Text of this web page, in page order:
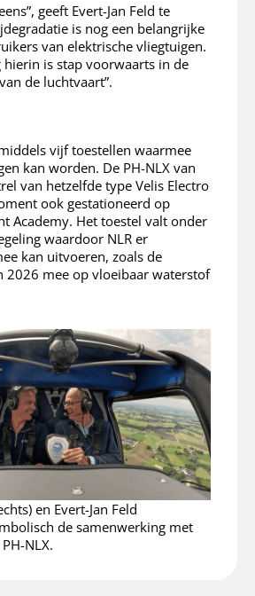
geeft Evert-Jan Feld te
is nog een belangrijke
van elektrische vliegtuigen.
hierin is stap voorwaarts in de
de luchtvaart”.
vijf toestellen waarmee
kan worden. De PH-NLX van
van hetzelfde type Velis Electro
ook gestationeerd op
Academy. Het toestel valt onder
waardoor NLR er
kan uitvoeren, zoals de
2026 mee op vloeibaar waterstof
en Evert-Jan Feld
de samenwerking met
NLX.